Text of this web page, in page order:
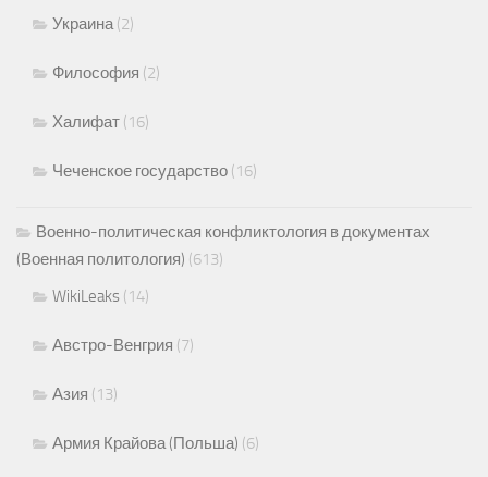
Украина(2)
Философия (2)
Халифат (16)
Чеченское государство (16)
Военно-политическая конфликтология в документах
(Военная политология) (613)
WikiLeaks (14)
Австро-Венгрия (7)
Азия (13)
Армия Крайова (Польша) (6)